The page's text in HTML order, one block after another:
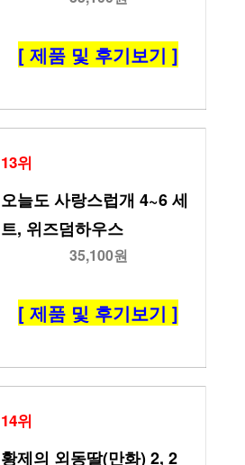
[ 제품 및 후기보기 ]
13위
오늘도 사랑스럽개 4~6 세
트, 위즈덤하우스
35,100원
[ 제품 및 후기보기 ]
14위
황제의 외동딸(만화) 2, 2